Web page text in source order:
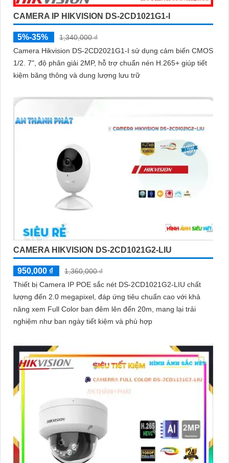
CAMERA IP HIKVISION DS-2CD1021G1-I
5%-35%
1,340,000 ₫
Camera Hikvision DS-2CD2021G1-I sử dụng cảm biến CMOS
1/2. 7", độ phân giải 2MP, hỗ trợ chuẩn nén H.265+ giúp tiết
kiệm băng thông và dung lượng lưu trữ
CAMERA HIKVISION DS-2CD1021G2-LIU
950,000 ₫
1,360,000 ₫
Thiết bị Camera IP POE sắc nét DS-2CD1021G2-LIU chất
lượng đến 2.0 megapixel, đáp ứng tiêu chuẩn cao với khả
năng xem Full Color ban đêm lên đến 20m, mang lại trải
nghiệm như ban ngày tiết kiệm và phù hợp